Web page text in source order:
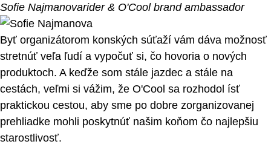
Sofie Najmanovarider & O'Cool brand ambassador
Byť organizátorom konských súťaží vám dáva možnosť
stretnúť veľa ľudí a vypočuť si, čo hovoria o nových
produktoch. A keďže som stále jazdec a stále na
cestách, veľmi si vážim, že O'Cool sa rozhodol ísť
praktickou cestou, aby sme po dobre zorganizovanej
prehliadke mohli poskytnúť našim koňom čo najlepšiu
starostlivosť.